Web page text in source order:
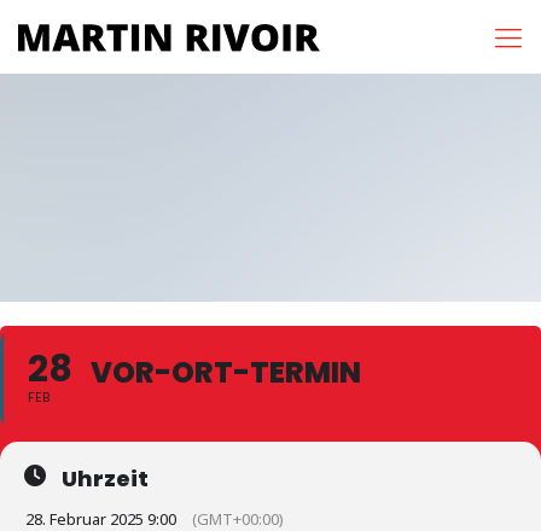
28
FEB
VOR-ORT-TERMIN
Uhrzeit
28. Februar 2025 9:00 (GMT+00:00)